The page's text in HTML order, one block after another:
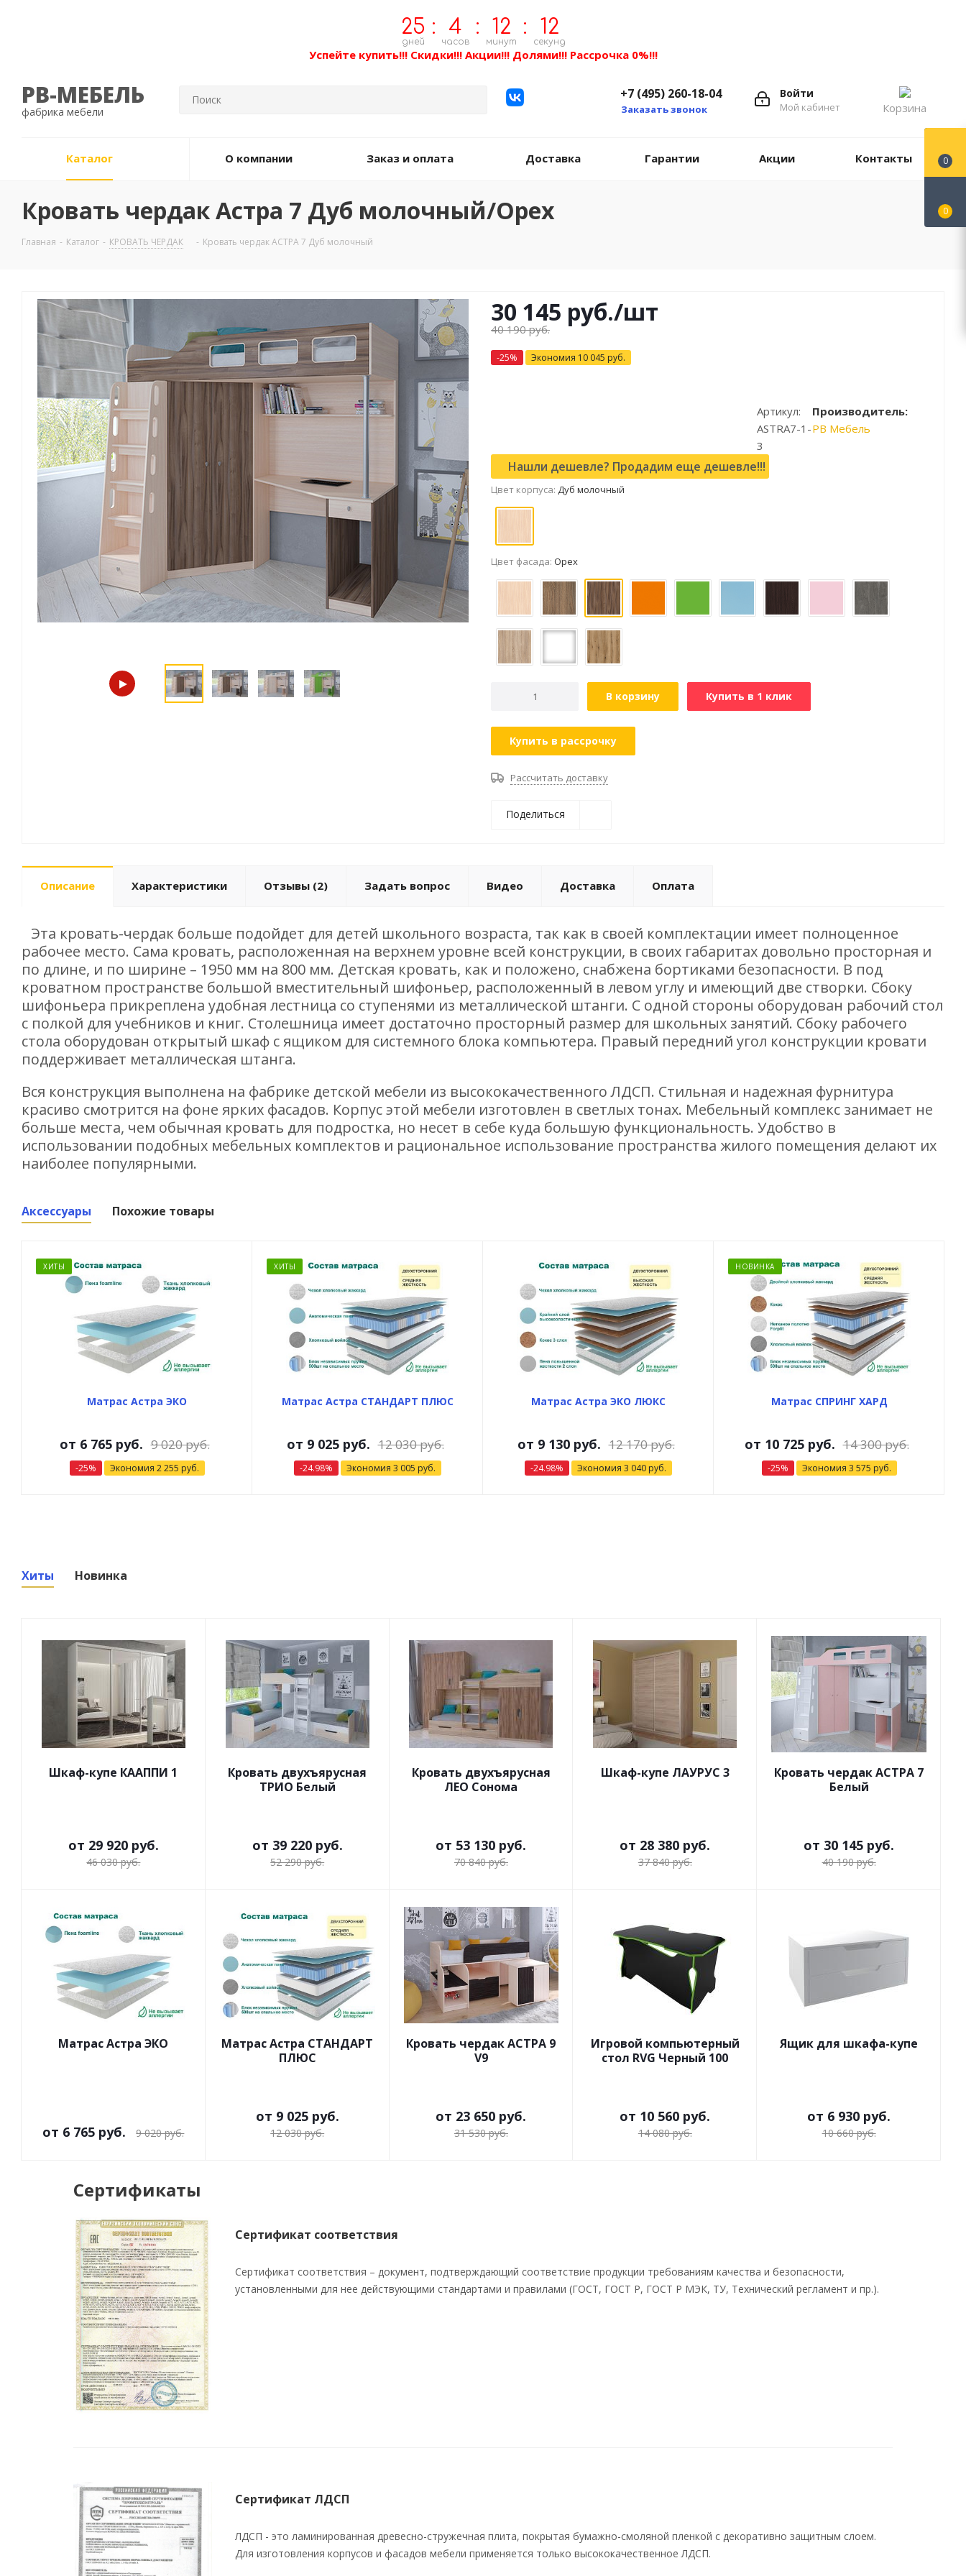
25
дней
: 4
часов
: 12
минут
: 11
секунд
Успейте купить!!! Скидки!!! Акции!!! Долями!!! Рассрочка 0%!!!
РВ-МЕБЕЛЬ
фабрика мебели Корзина
Войти
Мой кабинет
+7 (495) 260-18-04
Заказать звонок
Каталог О компании Заказ и оплата Доставка Гарантии Акции Контакты
Кровать чердак Астра 7 Дуб молочный/Орех
Главная - Каталог - КРОВАТЬ ЧЕРДАК - Кровать чердак АСТРА 7 Дуб молочный
30 145 руб./шт
40 190руб.
-25% Экономия 10 045 руб.
Артикул:
ASTRA7-1-
3
Производитель:
РВ Мебель
Нашли дешевле? Продадим еще дешевле!!!
Цвет корпуса: Дуб молочный
Цвет фасада: Орех
В корзину Купить в 1 клик
Купить в рассрочку
Рассчитать доставку
Поделиться
Описание Характеристики Отзывы (2) Задать вопрос Видео Доставка Оплата
Эта кровать-чердак больше подойдет для детей школьного возраста, так как в своей комплектации имеет полноценное
рабочее место. Сама кровать, расположенная на верхнем уровне всей конструкции, в своих габаритах довольно просторная и
по длине, и по ширине – 1950 мм на 800 мм. Детская кровать, как и положено, снабжена бортиками безопасности. В под
кроватном пространстве большой вместительный шифоньер, расположенный в левом углу и имеющий две створки. Сбоку
шифоньера прикреплена удобная лестница со ступенями из металлической штанги. С одной стороны оборудован рабочий стол
с полкой для учебников и книг. Столешница имеет достаточно просторный размер для школьных занятий. Сбоку рабочего
стола оборудован открытый шкаф с ящиком для системного блока компьютера. Правый передний угол конструкции кровати
поддерживает металлическая штанга.
Вся конструкция выполнена на фабрике детской мебели из высококачественного ЛДСП. Стильная и надежная фурнитура
красиво смотрится на фоне ярких фасадов. Корпус этой мебели изготовлен в светлых тонах. Мебельный комплекс занимает не
больше места, чем обычная кровать для подростка, но несет в себе куда большую функциональность. Удобство в
использовании подобных мебельных комплектов и рациональное использование пространства жилого помещения делают их
наиболее популярными.
Аксессуары Похожие товары
ХИТЫ
Матрас Астра ЭКО
от 6 765 руб. 9 020 руб.
-25% Экономия 2 255 руб.
ХИТЫ
Матрас Астра СТАНДАРТ ПЛЮС
от 9 025 руб. 12 030 руб.
-24.98% Экономия 3 005 руб.
Матрас Астра ЭКО ЛЮКС
от 9 130 руб. 12 170 руб.
-24.98% Экономия 3 040 руб.
НОВИНКА
Матрас СПРИНГ ХАРД
от 10 725 руб. 14 300 руб.
-25% Экономия 3 575 руб.
Хиты Новинка
Шкаф-купе КААППИ 1
от 29 920 руб.
46 030 руб.
Кровать двухъярусная
ТРИО Белый
от 39 220 руб.
52 290 руб.
Кровать двухъярусная
ЛЕО Сонома
от 53 130 руб.
70 840 руб.
Шкаф-купе ЛАУРУС 3
от 28 380 руб.
37 840 руб.
Кровать чердак АСТРА 7
Белый
от 30 145 руб.
40 190 руб.
Матрас Астра ЭКО
от 6 765 руб. 9 020 руб.
Матрас Астра СТАНДАРТ
ПЛЮС
от 9 025 руб.
12 030 руб.
Кровать чердак АСТРА 9
V9
от 23 650 руб.
31 530 руб.
Игровой компьютерный
стол RVG Черный 100
от 10 560 руб.
14 080 руб.
Ящик для шкафа-купе
от 6 930 руб.
10 660 руб.
Сертификаты
Сертификат соответствия
Сертификат соответствия – документ, подтверждающий соответствие продукции требованиям качества и безопасности,
установленными для нее действующими стандартами и правилами (ГОСТ, ГОСТ Р, ГОСТ Р МЭК, ТУ, Технический регламент и пр.).
Сертификат ЛДСП
ЛДСП - это ламинированная древесно-стружечная плита, покрытая бумажно-смоляной пленкой с декоративно защитным слоем.
Для изготовления корпусов и фасадов мебели применяется только высококачественное ЛДСП.
0
0